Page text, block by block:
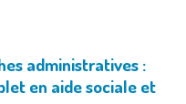
administratives :
en aide sociale et